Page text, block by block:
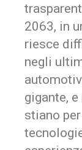
2063, in
riesce
negli
gigante,
stiano